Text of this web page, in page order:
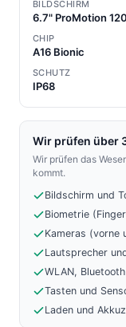
BILDSCHIRM
6.7" ProMotion
CHIP
A16 Bionic
SCHUTZ
IP68
Wir prüfen über
Wir prüfen das
kommt.
Bildschirm und
Biometrie
Kameras (vorne
Lautsprecher
WLAN,
Tasten und
Laden und